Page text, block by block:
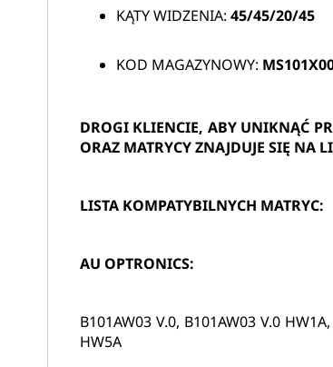
KĄTY WIDZENIA: 45/45/20/45
KOD MAGAZYNOWY:
DROGI KLIENCIE, ABY UNIKNĄĆ
ORAZ MATRYCY ZNAJDUJE SIĘ NA
LISTA KOMPATYBILNYCH MATRYC:
AU OPTRONICS:
B101AW03 V.0, B101AW03 V.0
HW5A